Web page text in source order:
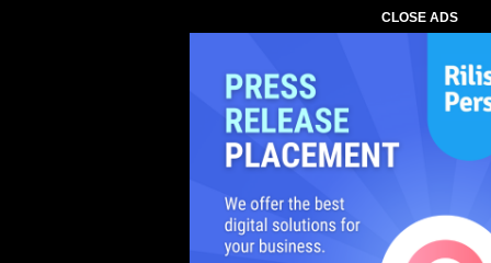
CLOSE ADS